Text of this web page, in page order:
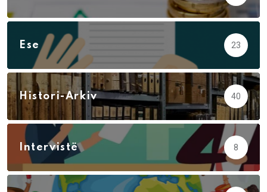
Ese 23
Histori-Arkiv 40
Intervistë 8